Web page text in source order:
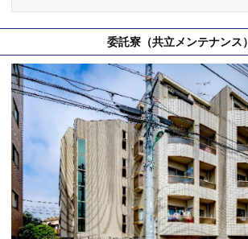
委託寮（共立メンテナンス）